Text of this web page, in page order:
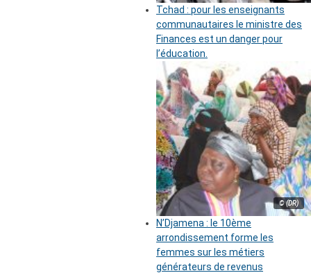
Tchad : pour les enseignants
communautaires le ministre des
Finances est un danger pour
l’éducation.
© (DR)
N’Djamena : le 10ème
arrondissement forme les
femmes sur les métiers
générateurs de revenus